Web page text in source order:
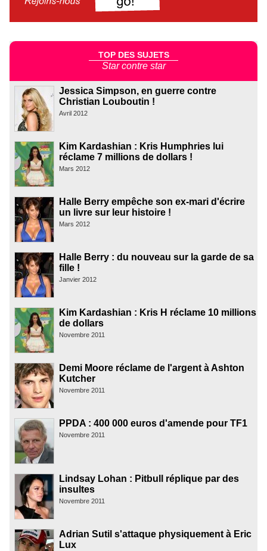
TOP DES SUJETS
Star contre star
Jessica Simpson, en guerre contre
Christian Louboutin !
Avril 2012
Kim Kardashian : Kris Humphries lui
réclame 7 millions de dollars !
Mars 2012
Halle Berry empêche son ex-mari d'écrire
un livre sur leur histoire !
Mars 2012
Halle Berry : du nouveau sur la garde de sa
fille !
Janvier 2012
Kim Kardashian : Kris H réclame 10 millions
de dollars
Novembre 2011
Demi Moore réclame de l'argent à Ashton
Kutcher
Novembre 2011
PPDA : 400 000 euros d'amende pour TF1
Novembre 2011
Lindsay Lohan : Pitbull réplique par des
insultes
Novembre 2011
Adrian Sutil s'attaque physiquement à Eric
Lux